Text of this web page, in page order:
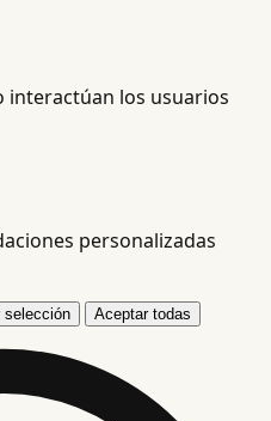
interactúan los usuarios
personalizadas
selección Aceptar todas